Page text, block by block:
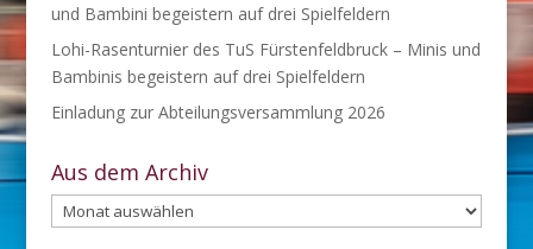
und Bambini begeistern auf drei Spielfeldern
Lohi-Rasenturnier des TuS Fürstenfeldbruck – Minis und
Bambinis begeistern auf drei Spielfeldern
Einladung zur Abteilungsversammlung 2026
Aus dem Archiv
Aus
dem